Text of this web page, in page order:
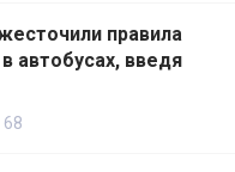
правила
автобусах, введя
68